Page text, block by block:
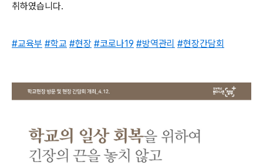
취하였습니다.
#교육부 #학교 #현장 #코로나19 #방역관리 #현장간담회